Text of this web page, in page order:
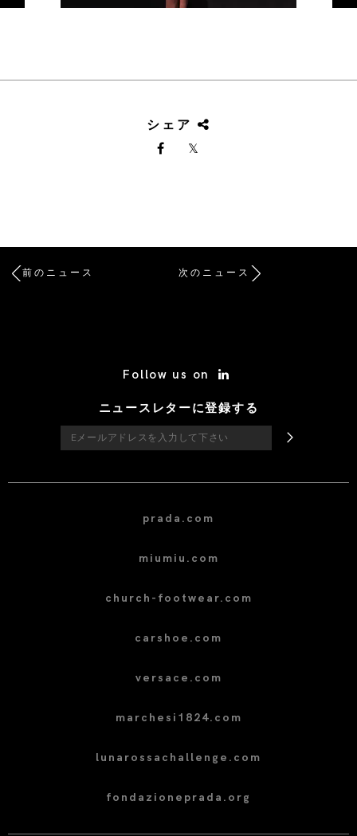
シェア
前のニュース 次のニュース
Follow us on
ニュースレターに登録する
prada.com
miumiu.com
church-footwear.com
carshoe.com
versace.com
marchesi1824.com
lunarossachallenge.com
fondazioneprada.org